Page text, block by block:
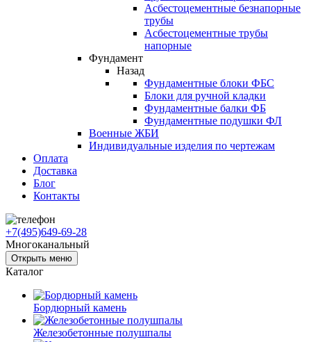
Асбестоцементные безнапорные
трубы
Асбестоцементные трубы
напорные
Фундамент
Назад
Фундаментные блоки ФБС
Блоки для ручной кладки
Фундаментные балки ФБ
Фундаментные подушки ФЛ
Военные ЖБИ
Индивидуальные изделия по чертежам
Оплата
Доставка
Блог
Контакты
+7(495)649-69-28
Многоканальный
Открыть меню
Каталог
Бордюрный камень
Железобетонные полушпалы